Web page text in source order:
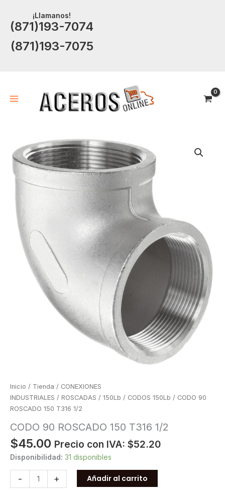
contenido
¡Llamanos!
(871)193-7074
(871)193-7075
Inicio / Tienda / CONEXIONES
INDUSTRIALES / ROSCADAS / 150Lb / CODOS 150Lb / CODO 90
ROSCADO 150 T316 1/2
CODO 90 ROSCADO 150 T316 1/2
$45.00 Precio con IVA: $52.20
Disponibilidad: 31 disponibles
-
90
+ Añadir al carrito